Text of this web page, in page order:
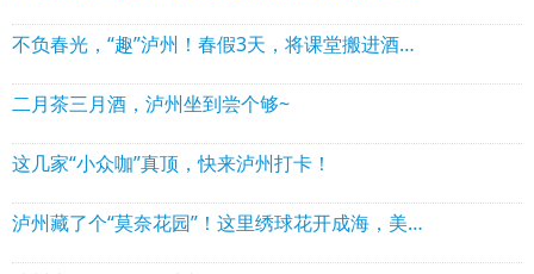
不负春光，“趣”泸州！春假3天，将课堂搬进酒城山水间
二月茶三月酒，泸州坐到尝个够~
这几家“小众咖”真顶，快来泸州打卡！
泸州藏了个“莫奈花园”！这里绣球花开成海，美到失语